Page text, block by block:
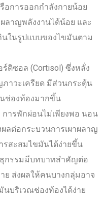
อการออกกำลังกายน้อย
ผลาญพลังงานได้น้อย และ
นในรูปแบบของไขมันตาม
ติซอล (Cortisol) ซึ่งหลั่ง
ภาวะเครียด มีส่วนกระตุ้น
ช่องท้องมากขึ้น
การพักผ่อนไม่เพียงพอ นอน
ลต่อกระบวนการเผาผลาญ
รสะสมไขมันได้ง่ายขึ้น
กรรมมีบทบาทสำคัญต่อ
ย ส่งผลให้คนบางกลุ่มอาจ
บริเวณช่องท้องได้ง่าย